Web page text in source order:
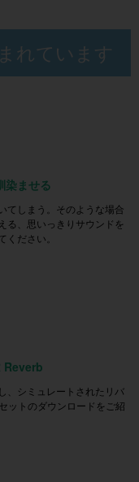
れています
染ませる
てしまう。そのような場合
る、思いっきりサウンドを
ださい。
Reverb
、シミュレートされたリバ
ットのダウンロードをご紹